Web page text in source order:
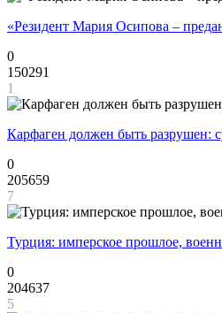
«Резидент Мария Осипова –
0
150291
1
Карфаген должен быть разрушен:
0
205659
7
Турция: имперское прошлое,
0
204637
5